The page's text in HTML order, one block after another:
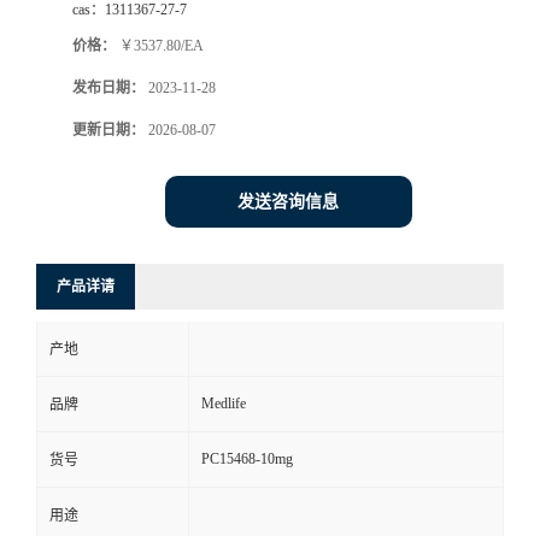
cas： 1311367-27-7
价格： ￥3537.80/EA
发布日期： 2023-11-28
更新日期： 2026-08-07
发送咨询信息
产品详请
产地
品牌 Medlife
货号 PC15468-10mg
用途